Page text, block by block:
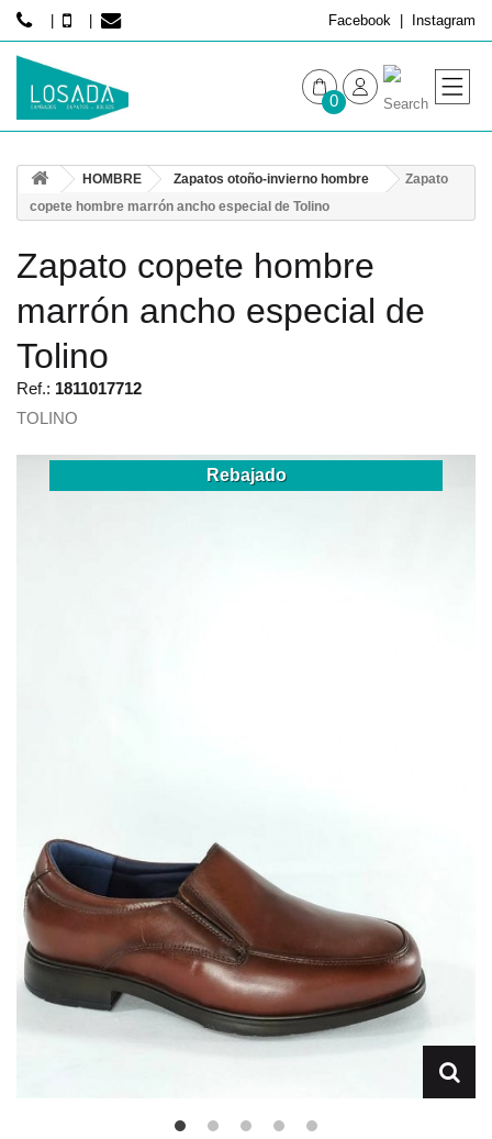
Facebook Instagram
0
HOMBRE
HOMBRE Zapatos otoño-invierno hombre
Zapato
copete hombre marrón ancho especial de Tolino
Zapato copete hombre
marrón ancho especial de
Tolino
Ref.: 1811017712
TOLINO
Rebajado